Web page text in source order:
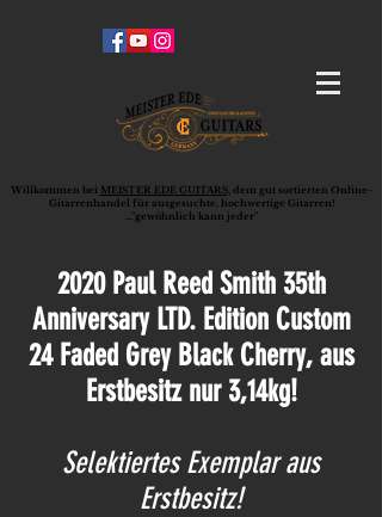
Willkommen bei MEISTER EDE GUITARS,dem gut sortierten Online-
G ita rrenhandel für ausgesuchte, hochwertige Gitarren!
..."gewöhnlich kann jeder"
2020 Paul Reed Smith 35th
Anniversary LTD. Edition Custom
24 Faded Grey Black Cherry, aus
Erstbesitz nur 3,14kg!
Selektiertes Exemplar aus
Erstbesitz!